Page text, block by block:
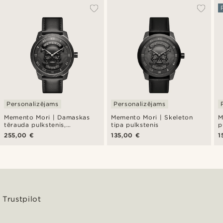
Memento Mori | Damaskas
tērauda pulkstenis,
galvaskausa motīvs
Personalizējams
255,00 €
Memento Mori | Skeleton
tipa pulkstenis
Personalizējams
135,00 €
Trustpilot